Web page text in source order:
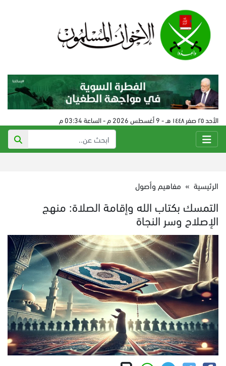
الأحد ٢٥ صفر ١٤٤٨ هـ - 9 أغسطس 2026 م - الساعة 03:34 م
الرئيسية » مفاهيم وأصول
التمسك بكتاب الله وإقامة الصلاة: منهج
الإصلاح وسر النجاة